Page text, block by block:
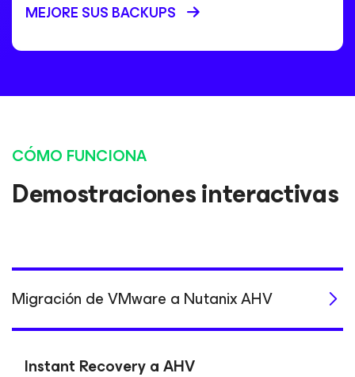
MEJORE SUS BACKUPS
CÓMO FUNCIONA
Demostraciones interactivas
Migración de VMware a Nutanix AHV
Instant Recovery a AHV